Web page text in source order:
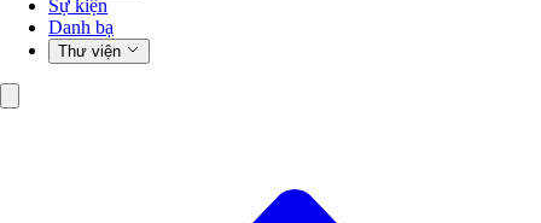
Sự kiện
Danh bạ
Thư viện